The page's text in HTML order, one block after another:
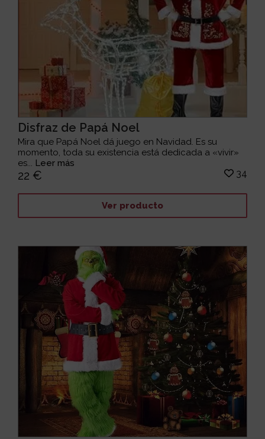
Disfraz de Papá Noel
Mira que Papá Noel dá juego en Navidad. Es su
momento, toda su existencia está dedicada a «vivir»
es... Leer más
22 € 34
Ver producto